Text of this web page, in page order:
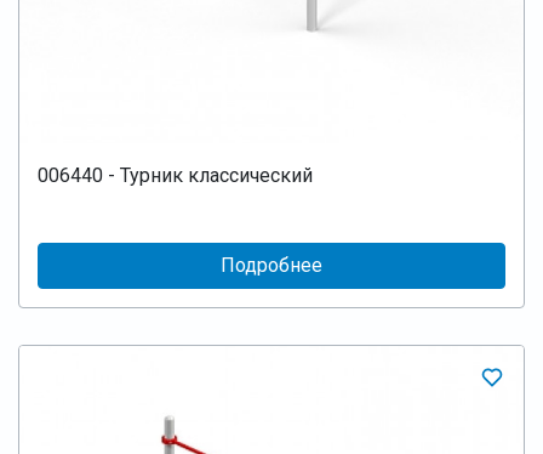
006440 - Турник классический
Подробнее